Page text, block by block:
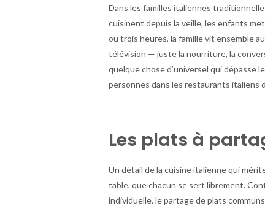
Dans les familles italiennes
cuisinent depuis la veille, les enfants
ou trois heures, la famille vit ensemble
télévision — juste la nourriture, la
quelque chose d’universel qui dépasse
personnes dans les restaurants italiens
Les plats à
Un détail de la cuisine italienne qui
table, que chacun se sert librement.
individuelle, le partage de plats